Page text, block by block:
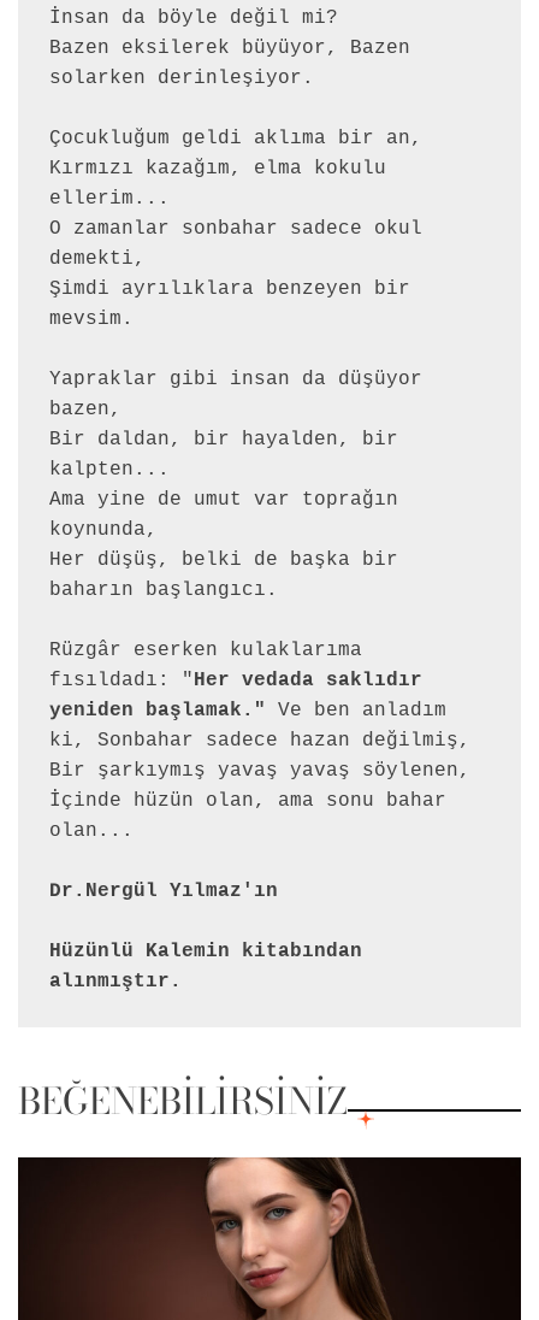
İnsan da böyle değil mi?
Bazen eksilerek büyüyor, Bazen
solarken derinleşiyor.
Çocukluğum geldi aklıma bir an,
Kırmızı kazağım, elma kokulu
ellerim...
O zamanlar sonbahar sadece okul
demekti,
Şimdi ayrılıklara benzeyen bir
mevsim.
Yapraklar gibi insan da düşüyor
bazen,
Bir daldan, bir hayalden, bir
kalpten...
Ama yine de umut var toprağın
koynunda,
Her düşüş, belki de başka bir
baharın başlangıcı.
Rüzgâr eserken kulaklarıma
fısıldadı: " Her vedada saklıdır
yeniden başlamak." Ve ben anladım
ki, Sonbahar sadece hazan değilmiş,
Bir şarkıymış yavaş yavaş söylenen,
İçinde hüzün olan, ama sonu bahar
olan...
Dr.Nergül Yılmaz'ın
Hüzünlü Kalemin kitabından
alınmıştır.
BEĞENEBILIRSINIZ